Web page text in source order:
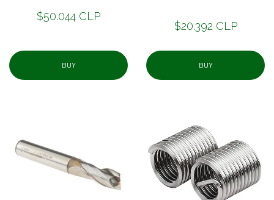
$50.044 CLP
BUY
$20.392 CLP
BUY